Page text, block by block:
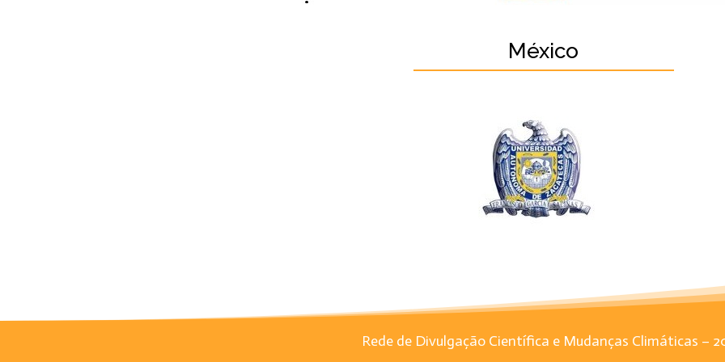
México
Rede de Divulgação Científica e Mudanças Climáticas –